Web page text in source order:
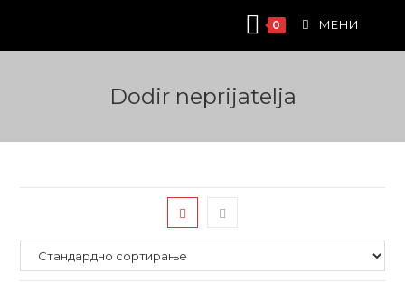
content
0 МЕНИ
Dodir neprijatelja